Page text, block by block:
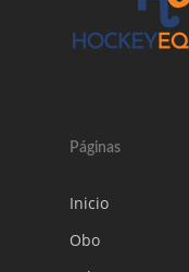
Páginas
Inicio
Obo